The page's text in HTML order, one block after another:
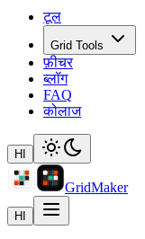
टूल
Grid Tools
फ़ीचर
ब्लॉग
FAQ
कोलाज
HI
GridMaker
HI